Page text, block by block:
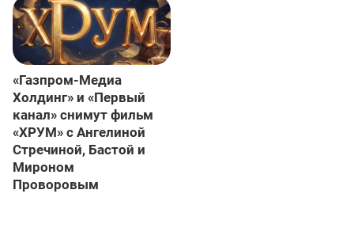
«Газпром-Медиа
Холдинг» и «Первый
канал» снимут фильм
«ХРУМ» с Ангелиной
Стречиной, Бастой и
Мироном
Проворовым